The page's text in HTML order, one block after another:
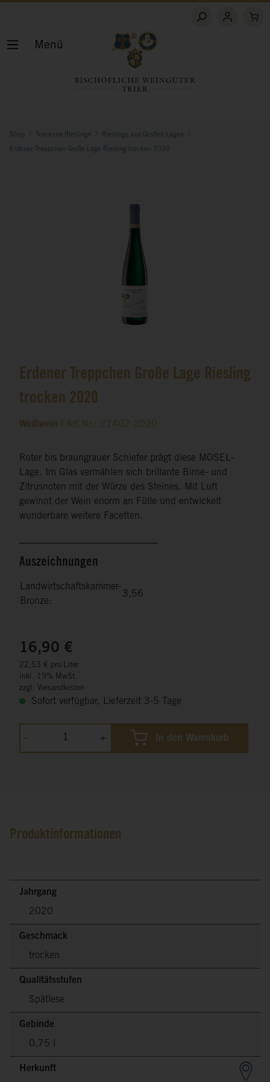
Shop Trockene Rieslinge Rieslinge aus Großen Lagen
Erdener Treppchen Große Lage Riesling trocken 2020
Erdener Treppchen Große Lage Riesling
trocken 2020
Weißwein | Art.Nr.: 21402-2020
Roter bis braungrauer Schiefer prägt diese MOSEL-
Lage. Im Glas vermählen sich brillante Birne- und
Zitrusnoten mit der Würze des Steines. Mit Luft
gewinnt der Wein enorm an Fülle und entwickelt
wunderbare weitere Facetten.
Auszeichnungen
Landwirtschaftskammer-
Bronze:
3,56
16,90 €
22,53 € pro Liter
inkl. 19% MwSt.
zzgl. Versandkosten
Sofort verfügbar, Lieferzeit 3-5 Tage
- + In den Warenkorb
Produktinformationen
Jahrgang
2020
Geschmack
trocken
Qualitätsstufen
Spätlese
Gebinde
0,75 l
Herkunft
Menü